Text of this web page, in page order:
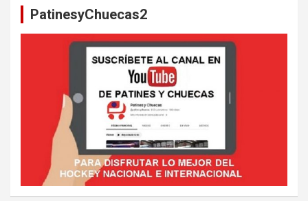
PatinesyChuecas2